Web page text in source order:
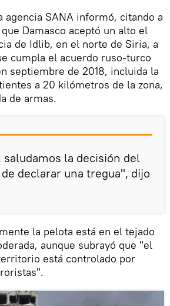
agencia SANA informó, citando a
Damasco aceptó un alto el
de Idlib, en el norte de Siria, a
cumpla el acuerdo ruso-turco
septiembre de 2018, incluida la
a 20 kilómetros de la zona,
de armas.
saludamos la decisión del
declarar una tregua", dijo
la pelota está en el tejado
aunque subrayó que "el
está controlado por